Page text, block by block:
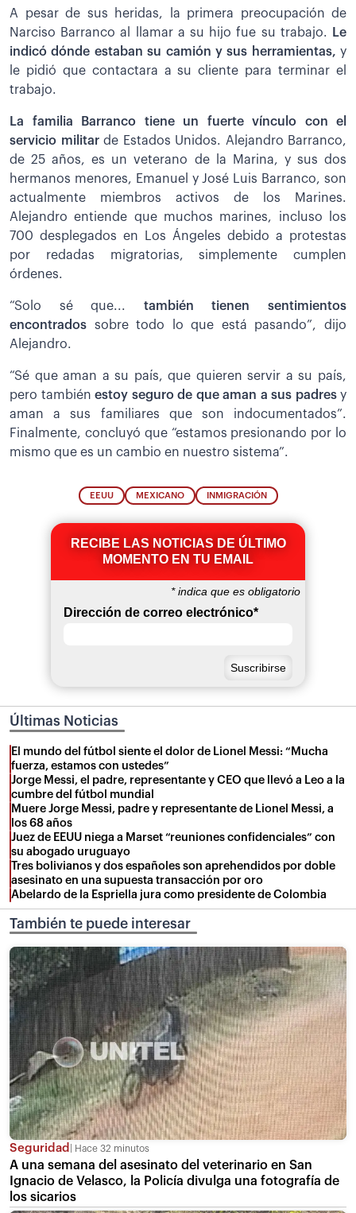
A pesar de sus heridas, la primera preocupación de
Narciso Barranco al llamar a su hijo fue su trabajo.
Le
indicó dónde estaban su camión y sus herramientas, y
le pidió que contactara a su cliente para terminar el
trabajo.
La familia Barranco tiene un fuerte vínculo con el
servicio militarde Estados Unidos. Alejandro Barranco,
de 25 años, es un veterano de la Marina, y sus dos
hermanos menores, Emanuel y José Luis Barranco, son
actualmente miembros activos de los Marines.
Alejandro entiende que muchos marines, incluso los
700 desplegados en Los Ángeles debido a protestas
por redadas migratorias, simplemente cumplen
órdenes.
“Solo sé que...
también tienen sentimientos
encontrados sobre todo lo que está pasando”, dijo
Alejandro.
“Sé que aman a su país, que quieren servir a su país,
pero también estoy seguro de que aman a sus padresy
aman a sus familiares que son indocumentados”.
Finalmente, concluyó que “estamos presionando por lo
mismo que es un cambio en nuestro sistema”.
EEUU MEXICANO INMIGRACIÓN
RECIBE LAS NOTICIAS DE ÚLTIMO
MOMENTO EN TU EMAIL
*indica que es obligatorio
Dirección de correo electrónico*
Últimas Noticias
El mundo del fútbol siente el dolor de Lionel Messi: “Mucha
fuerza, estamos con ustedes”
Jorge Messi, el padre, representante y CEO que llevó a Leo a la
cumbre del fútbol mundial
Muere Jorge Messi, padre y representante de Lionel Messi, a
los 68 años
Juez de EEUU niega a Marset “reuniones confidenciales” con
su abogado uruguayo
Tres bolivianos y dos españoles son aprehendidos por doble
asesinato en una supuesta transacción por oro
Abelardo de la Espriella jura como presidente de Colombia
También te puede interesar
Seguridad Hace 32 minutos
A una semana del asesinato del veterinario en San
Ignacio de Velasco, la Policía divulga una fotografía de
los sicarios